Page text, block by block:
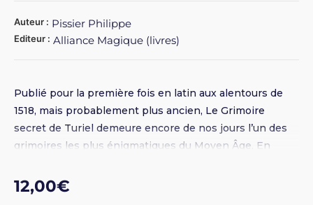
Auteur : Pissier Philippe
Editeur : Alliance Magique (livres)
Publié pour la première fois en latin aux alentours de
1518, mais probablement plus ancien, Le Grimoire
secret de Turiel demeure encore de nos jours l’un des
grimoires les plus énigmatiques du Moyen Âge. En
ème complet de magie cérémonielle. Ce petit recueil
transmettant les in?ructions pour contacter Turiel
12,00€